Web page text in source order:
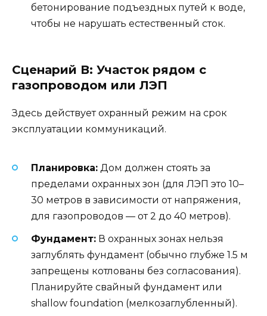
бетонирование подъездных путей к воде,
чтобы не нарушать естественный сток.
Сценарий В: Участок рядом с
газопроводом или ЛЭП
Здесь действует охранный режим на срок
эксплуатации коммуникаций.
Планировка: Дом должен стоять за
пределами охранных зон (для ЛЭП это 10–
30 метров в зависимости от напряжения,
для газопроводов — от 2 до 40 метров).
Фундамент: В охранных зонах нельзя
заглублять фундамент (обычно глубже 1.5 м
запрещены котлованы без согласования).
Планируйте свайный фундамент или
shallow foundation (мелкозаглубленный).